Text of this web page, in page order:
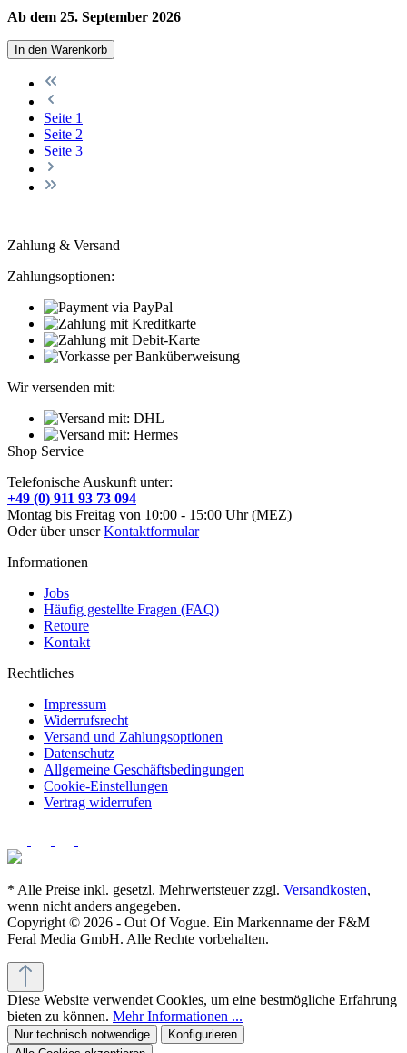
Ab dem 25. September 2026
In den Warenkorb
Seite 1
Seite 2
Seite 3
Zahlung & Versand
Zahlungsoptionen:
Wir versenden mit:
Shop Service
Telefonische Auskunft unter:
+49 (0) 911 93 73 094
Montag bis Freitag von 10:00 - 15:00 Uhr (MEZ)
Oder über unserKontaktformular
Informationen
Jobs
Häufig gestellte Fragen (FAQ)
Retoure
Kontakt
Rechtliches
Impressum
Widerrufsrecht
Versand und Zahlungsoptionen
Datenschutz
Allgemeine Geschäftsbedingungen
Cookie-Einstellungen
Vertrag widerrufen
* Alle Preise inkl. gesetzl. Mehrwertsteuer zzgl. Versandkosten,
wenn nicht anders angegeben.
Copyright © 2026 - Out Of Vogue. Ein Markenname der F&M
Feral Media GmbH. Alle Rechte vorbehalten.
Diese Website verwendet Cookies, um eine bestmögliche Erfahrung
bieten zu können. Mehr Informationen ...
Nur technisch notwendige
Konfigurieren